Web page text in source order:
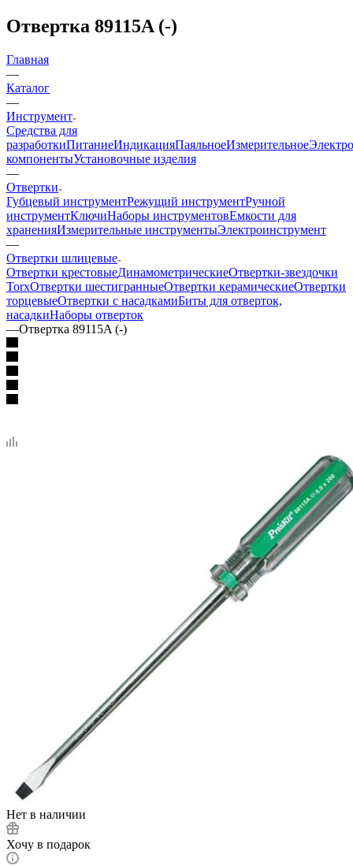
Отвертка 89115A (-)
Главная
—
Каталог
—
Инструмент
Средства для
разработкиПитаниеИндикацияПаяльноеИзмерительное
компонентыУстановочные изделия
—
Отвертки
Губцевый инструментРежущий инструментРучной
инструментКлючиНаборы инструментовЕмкости для
храненияИзмерительные инструментыЭлектроинструмент
—
Отвертки шлицевые
Отвертки крестовыеДинамометрическиеОтвертки-звездочки
TorxОтвертки шестигранныеОтвертки керамическиеОтвертки
торцевыеОтвертки с насадкамиБиты для отверток,
насадкиНаборы отверток
—Отвертка 89115A (-)
Нет в наличии
Хочу в подарок